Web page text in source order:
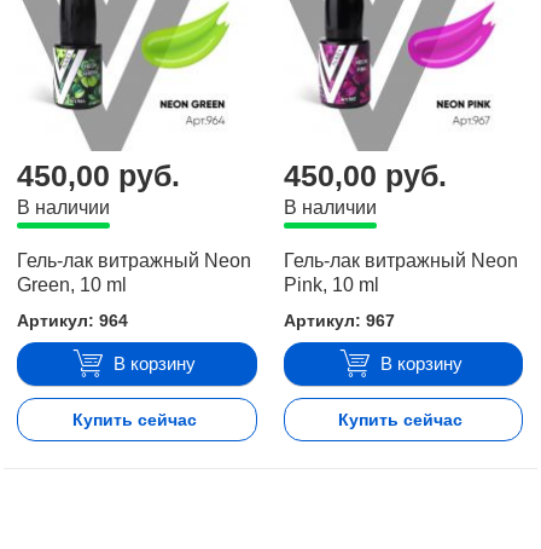
450,00 руб.
В наличии
Гель-лак витражный Neon
Green, 10 ml
Артикул: 964
В корзину
Купить сейчас
450,00 руб.
В наличии
Гель-лак витражный Neon
Pink, 10 ml
Артикул: 967
В корзину
Купить сейчас